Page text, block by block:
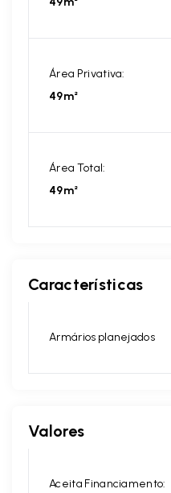
Área Privativa:
49m²
Área Total:
49m²
Características
Armários planejados
Valores
Aceita Financiamento: